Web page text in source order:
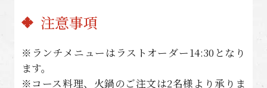
注意事項
※ランチメニューはラストオーダー14:30となり
ます。
※コース料理、火鍋のご注文は2名様より承りま